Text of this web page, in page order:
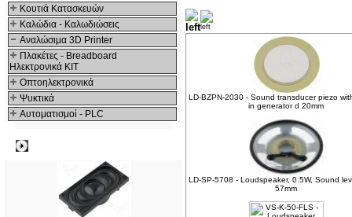
Κουτιά Κατασκευών
Καλώδια - Καλωδιώσεις
Αναλώσιμα 3D Printer
Πλακέτες - Breadboard
Ηλεκτρονικά ΚΙΤ
Οπτοηλεκτρονικά
Ψυκτικά
Αυτοματισμοί - PLC
LD-BZPN-2030 - Sound transducer piezo
in generator d 20mm
LD-SP-5708 - Loudspeaker, 0.5W, Sound
57mm